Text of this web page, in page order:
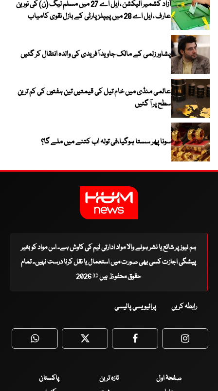
آزاد کشمیر الیکشن ، ایل اے 27 میں مسلم لیگ (ن) کی نورین
عارف ، ایل اے 28 میں پیپلز پارٹی کے بازل نقوی کامیاب
پشاور زلمی کے مالک جاوید آفریدی کی والدہ انتقال کر گئیں
عالمی منڈی میں خام تیل کی قیمتیں تین ہفتوں کی کم ترین
سطح پر آ گئیں
سونا پھر سستا ہوگیا،فی تولہ اب کتنے میں ملے گا؟
ہم نیوز پر شائع یا نشر ہونے والا مواد ادارتی ٹیم کی کاوش ہے۔ اس مواد کو بغیر
پیشگی اجازت کسی بھی صورت میں استعمال یا نقل کرنا درست نہیں۔ تمام
حقوق محفوظ ہیں © 2026
رابطہ کریں پرائیویسی پالیسی
WhatsApp Twitter Facebook
صفحۂ اول تازہ ترین
پاکستان